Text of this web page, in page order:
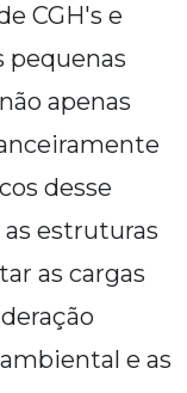
CGH's e
pequenas
apenas
desse
estruturas
as cargas
e as